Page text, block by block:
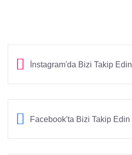
İnstagram'da Bizi Takip Edin
Facebook'ta Bizi Takip Edin